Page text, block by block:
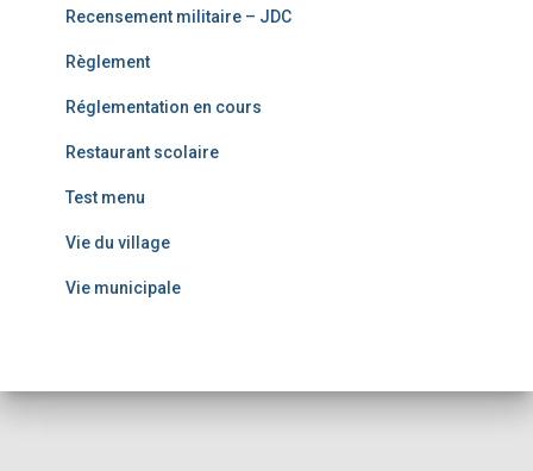
Recensement militaire – JDC
Règlement
Réglementation en cours
Restaurant scolaire
Test menu
Vie du village
Vie municipale